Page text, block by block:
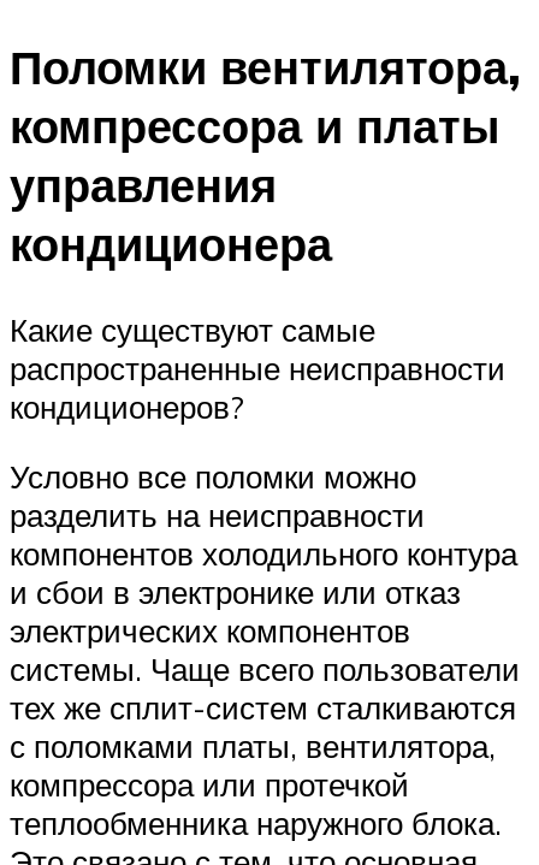
Поломки вентилятора,
компрессора и платы
управления
кондиционера
Какие существуют самые
распространенные неисправности
кондиционеров?
Условно все поломки можно
разделить на неисправности
компонентов холодильного контура
и сбои в электронике или отказ
электрических компонентов
системы. Чаще всего пользователи
тех же сплит-систем сталкиваются
с поломками платы, вентилятора,
компрессора или протечкой
теплообменника наружного блока.